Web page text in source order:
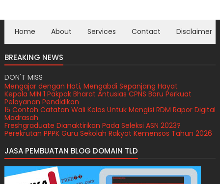
Home About Services Contact Disclaimer
BREAKING NEWS
DON'T MISS
Mengajar dengan Hati, Mengabdi Sepanjang Hayat
Kepala MIN 1 Pakpak Bharat Antusias CPNS Baru Perkuat
Pelayanan Pendidikan
15 Contoh Catatan Wali Kelas Untuk Mengisi RDM Rapor Digital
Madrasah
Freshgraduate Dianaktirikan Pada Seleksi ASN 2023?
Perekrutan PPPK Guru Sekolah Rakyat Kemensos Tahun 2026
JASA PEMBUATAN BLOG DOMAIN TLD